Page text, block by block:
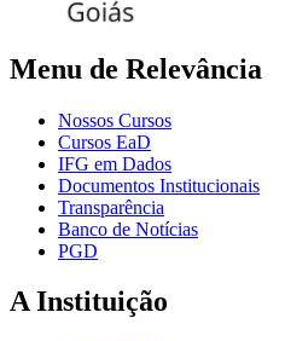
Menu de Relevância
Nossos Cursos
Cursos EaD
IFG em Dados
Documentos Institucionais
Transparência
Banco de Notícias
PGD
A Instituição